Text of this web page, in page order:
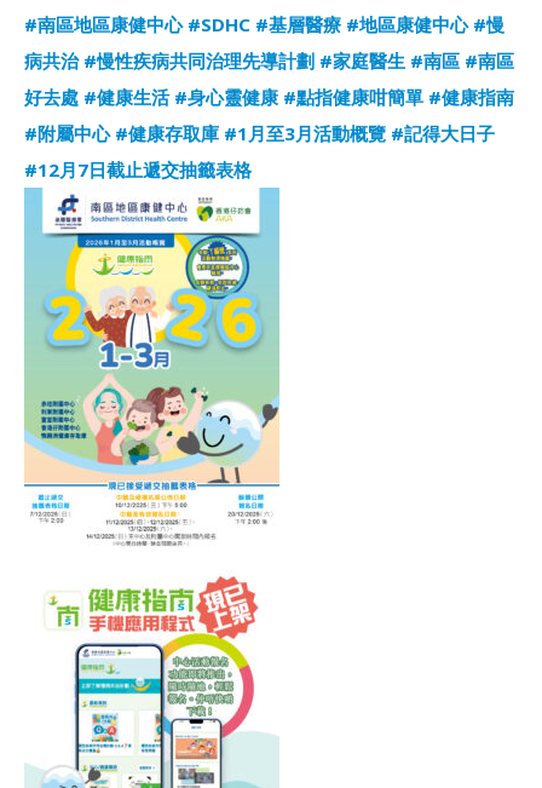
#南區地區康健中心 #SDHC #基層醫療 #地區康健中心 #慢
病共治 #慢性疾病共同治理先導計劃 #家庭醫生 #南區 #南區
好去處 #健康生活 #身心靈健康 #點指健康咁簡單 #健康指南
#附屬中心 #健康存取庫 #1月至3月活動概覽 #記得大日子
#12月7日截止遞交抽籤表格